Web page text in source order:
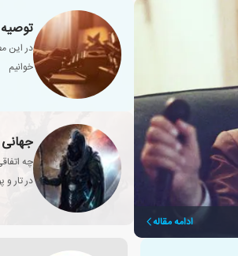
ادامه مقاله
در این
خوانیم
چه
در تار و